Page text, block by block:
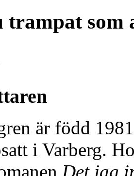
trampat som
är född
i Varberg.
Det jag